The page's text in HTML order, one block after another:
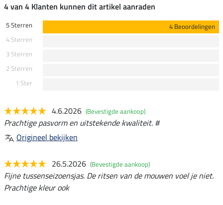
4 van 4 Klanten kunnen dit artikel aanraden
5 Sterren
4 Beoordelingen
4 Sterren
3 Sterren
2 Sterren
1 Ster
4.6.2026 (Bevestigde aankoop)
Prachtige pasvorm en uitstekende kwaliteit. #
Origineel bekijken
26.5.2026 (Bevestigde aankoop)
Fijne tussenseizoensjas. De ritsen van de mouwen voel je niet.
Prachtige kleur ook